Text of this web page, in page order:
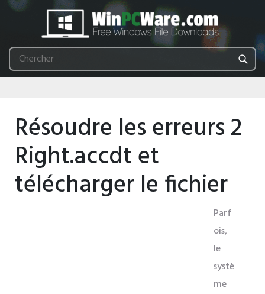
Résoudre les erreurs 2
Right.accdt et
télécharger le fichier
Parf
ois,
le
systè
me